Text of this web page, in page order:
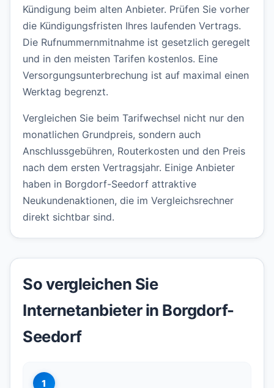
Kündigung beim alten Anbieter. Prüfen Sie vorher
die Kündigungsfristen Ihres laufenden Vertrags.
Die Rufnummernmitnahme ist gesetzlich geregelt
und in den meisten Tarifen kostenlos. Eine
Versorgungsunterbrechung ist auf maximal einen
Werktag begrenzt.
Vergleichen Sie beim Tarifwechsel nicht nur den
monatlichen Grundpreis, sondern auch
Anschlussgebühren, Routerkosten und den Preis
nach dem ersten Vertragsjahr. Einige Anbieter
haben in Borgdorf-Seedorf attraktive
Neukundenaktionen, die im Vergleichsrechner
direkt sichtbar sind.
So vergleichen Sie
Internetanbieter in Borgdorf-
Seedorf
1